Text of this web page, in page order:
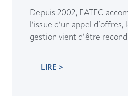
Depuis 2002, FATEC
l’issue d’un appel
gestion vient d’être
LIRE >